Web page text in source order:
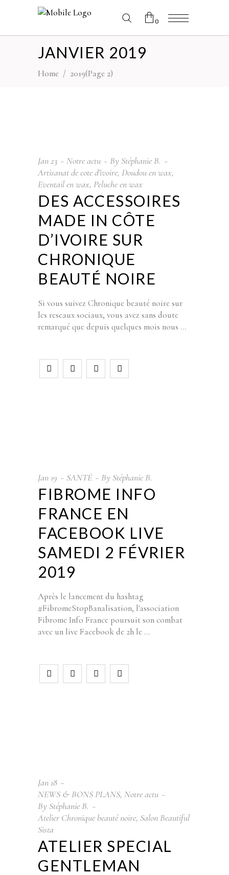
0
No products in the cart.
JANVIER 2019
Home / 2019(Page 2)
Jan23 Notre actu By Stéphanie B.
Artisanat de cote d'ivoire, Doudou en wax,
Eventail en wax, Peluche en wax
DES ACCESSOIRES
MADE IN CÔTE
D’IVOIRE SUR
CHRONIQUE
BEAUTÉ NOIRE
Si vous suivez Chronique beauté noire sur
les reseaux sociaux, vous avez sans doute
remarqué que depuis quelques mois nous
Jan 19 SANTÉ By Stéphanie B.
FIBROME INFO
FRANCE EN
FACEBOOK LIVE
SAMEDI 2 FÉVRIER
2019
Après le lancement du hashtag
#FibromeStopBanalisation, l'association
Fibrome Info France poursuit son combat
avec un live Facebook de 2h le
Jan 18
NEWS & BONS PLANS, Notre actu
By Stéphanie B.
Atelier Chronique beauté noire, Salon Beautiful
Sista
ATELIER SPECIAL
GENTLEMAN